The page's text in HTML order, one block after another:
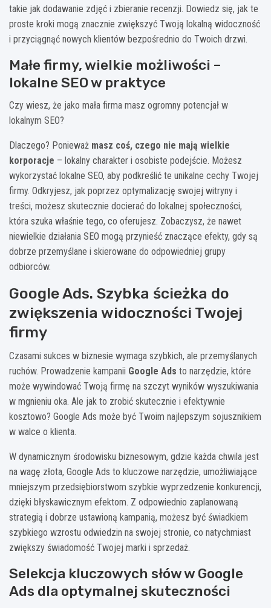
takie jak dodawanie zdjęć i zbieranie recenzji. Dowiedz się, jak te
proste kroki mogą znacznie zwiększyć Twoją lokalną widoczność
i przyciągnąć nowych klientów bezpośrednio do Twoich drzwi.
Małe firmy, wielkie możliwości –
lokalne SEO w praktyce
Czy wiesz, że jako mała firma masz ogromny potencjał w
lokalnym SEO?
Dlaczego? Ponieważ masz coś, czego nie mają wielkie
korporacje – lokalny charakter i osobiste podejście. Możesz
wykorzystać lokalne SEO, aby podkreślić te unikalne cechy Twojej
firmy. Odkryjesz, jak poprzez optymalizację swojej witryny i
treści, możesz skutecznie docierać do lokalnej społeczności,
która szuka właśnie tego, co oferujesz. Zobaczysz, że nawet
niewielkie działania SEO mogą przynieść znaczące efekty, gdy są
dobrze przemyślane i skierowane do odpowiedniej grupy
odbiorców.
Google Ads. Szybka ścieżka do
zwiększenia widoczności Twojej
firmy
Czasami sukces w biznesie wymaga szybkich, ale przemyślanych
ruchów. Prowadzenie kampanii Google Ads to narzędzie, które
może wywindować Twoją firmę na szczyt wyników wyszukiwania
w mgnieniu oka. Ale jak to zrobić skutecznie i efektywnie
kosztowo? Google Ads może być Twoim najlepszym sojusznikiem
w walce o klienta.
W dynamicznym środowisku biznesowym, gdzie każda chwila jest
na wagę złota, Google Ads to kluczowe narzędzie, umożliwiające
mniejszym przedsiębiorstwom szybkie wyprzedzenie konkurencji,
dzięki błyskawicznym efektom. Z odpowiednio zaplanowaną
strategią i dobrze ustawioną kampanią, możesz być świadkiem
szybkiego wzrostu odwiedzin na swojej stronie, co natychmiast
zwiększy świadomość Twojej marki i sprzedaż.
Selekcja kluczowych słów w Google
Ads dla optymalnej skuteczności